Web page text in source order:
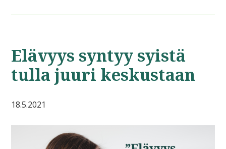
Elävyys syntyy syistä
tulla juuri keskustaan
18.5.2021